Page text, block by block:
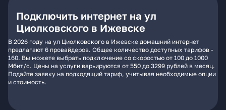
Подключить интернет на ул
Циолковского в Ижевске
В 2026 году на ул Циолковского в Ижевске домашний интернет
предлагают 6 провайдеров. Общее количество доступных тарифов -
160. Вы можете выбрать подключение со скоростью от 100 до 1000
Мбит/с. Цены на услуги варьируются от 550 до 3299 рублей в месяц.
Подайте заявку на подходящий тариф, учитывая необходимые опции
и стоимость.